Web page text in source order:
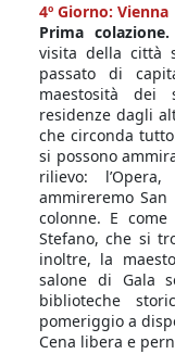
4º Giorno: Vienna
Prima colazione.
visita della città
passato di
maestosità dei
residenze dagli
che circonda
si possono
rilievo:
ammireremo
colonne. E
Stefano, che si
inoltre, la
salone di Gala
biblioteche
pomeriggio a
Cena libera e